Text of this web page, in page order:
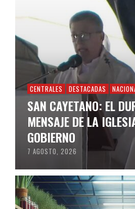
CENTRALES DESTACADAS
SAN CAYETANO: EL
MENSAJE DE LA
GOBIERNO
7 AGOSTO, 2026